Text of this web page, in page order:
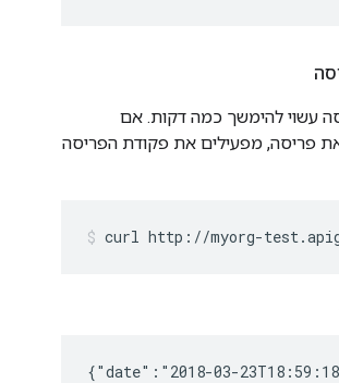
עשוי להימשך כמה דקות. אם
פריסה, מפעילים את פקודת הפריסה
curl http://myorg-
{"date":"2018-03-